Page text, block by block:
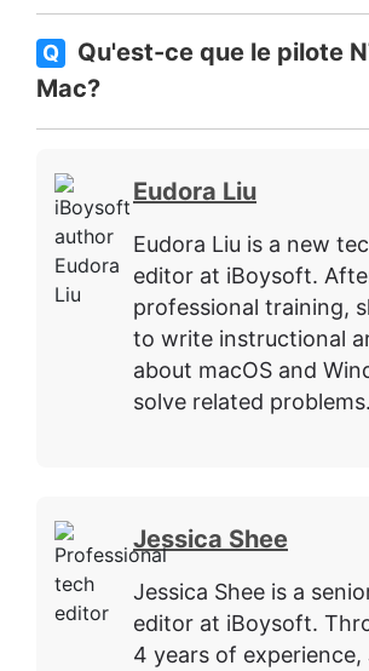
Q
Qu'est-ce que le pilote
Mac?
Eudora Liu
Eudora Liu is a new
editor at iBoysoft.
professional training,
to write instructional
about macOS and
solve related problems.
Jessica Shee
Jessica Shee is a
editor at iBoysoft.
4 years of experience,